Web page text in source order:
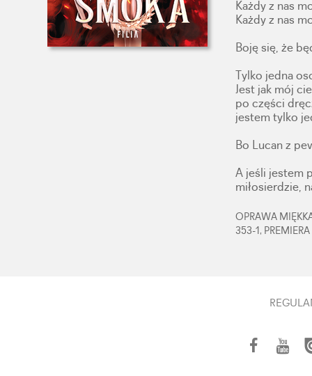
Każdy z nas
Każdy z nas
Boję się, że
Tylko jedna
Jest jak mój
po części
jestem tylko
Bo Lucan z
A jeśli jestem
miłosierdzie,
OPRAWA
353-1,